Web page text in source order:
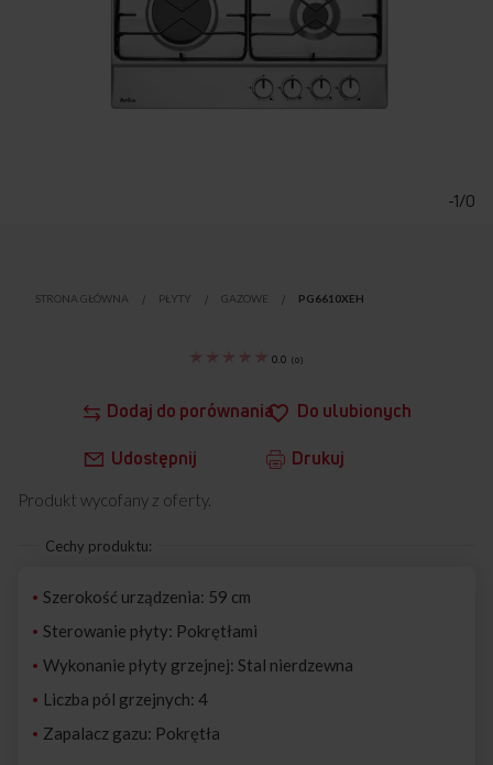
-1/0
STRONA GŁÓWNA PŁYTY GAZOWE PG6610XEH
Dodaj do porównania Do ulubionych
Udostępnij Drukuj
0.0 (0)
Produkt wycofany z oferty.
Cechy produktu:
Szerokość urządzenia: 59 cm
Sterowanie płyty: Pokrętłami
Wykonanie płyty grzejnej: Stal nierdzewna
Liczba pól grzejnych: 4
Zapalacz gazu: Pokrętła